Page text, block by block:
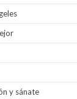
y sánate